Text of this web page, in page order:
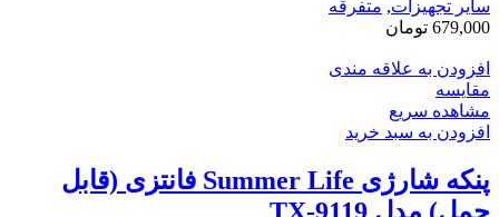
سایر تجهیزات, متفرقه
679,000 تومان
افزودن به علاقه مندی
مقایسه
مشاهده سریع
افزودن به سبد خرید
پنکه شارژی Summer Life فانتزی (قابل